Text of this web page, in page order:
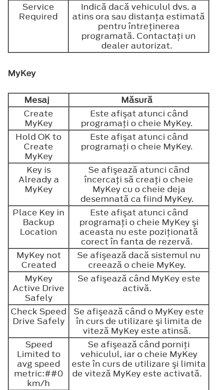
Service
Required
Indică dacă vehiculul dvs. a
atins ora sau distanţa estimată
pentru întreţinerea
programată. Contactaţi un
dealer autorizat.
MyKey
Mesaj
Măsură
Create
MyKey
Este afişat atunci când
programaţi o cheie MyKey.
Hold OK to
Create
MyKey
Este afişat atunci când
programaţi o cheie MyKey.
Key is
Already a
MyKey
Se afişează atunci când
încercaţi să creaţi o cheie
MyKey cu o cheie deja
desemnată ca fiind MyKey.
Place Key in
Backup
Location
Este afişat atunci când
programaţi o cheie MyKey şi
aceasta nu este poziţionată
corect în fanta de rezervă.
MyKey not
Created
Se afişează dacă sistemul nu
creează o cheie MyKey.
MyKey
Active Drive
Safely
Se afişează când MyKey este
activă.
Check Speed
Drive Safely
Se afişează când o MyKey este
în curs de utilizare şi limita de
viteză MyKey este atinsă.
Speed
Limited to
avg speed
metric:##0
km/h
Se afişează când porniţi
vehiculul, iar o cheie MyKey
este în curs de utilizare şi limita
de viteză MyKey este activată.